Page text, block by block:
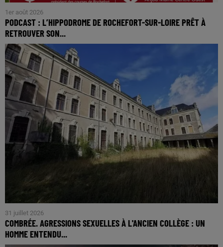
1er août 2026
PODCAST : L’HIPPODROME DE ROCHEFORT-SUR-LOIRE PRÊT À
RETROUVER SON...
31 juillet 2026
COMBRÉE. AGRESSIONS SEXUELLES À L'ANCIEN COLLÈGE : UN
HOMME ENTENDU...